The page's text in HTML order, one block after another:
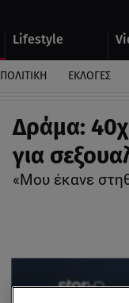
Lifestyle
ΠΟΛΙΤΙΚΗ ΕΚΛΟΓΕΣ
Δράμα:
για
«Μου έκανε